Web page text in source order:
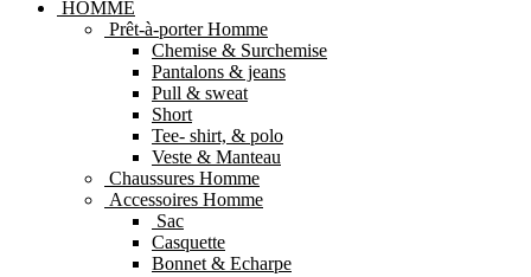
HOMME
Prêt-à-porter Homme
Chemise & Surchemise
Pantalons & jeans
Pull & sweat
Short
Tee- shirt, & polo
Veste & Manteau
Chaussures Homme
Accessoires Homme
Sac
Casquette
Bonnet & Echarpe